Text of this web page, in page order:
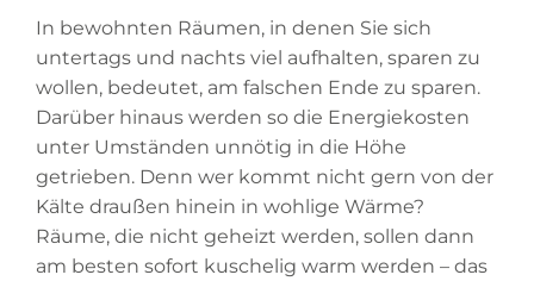
In bewohnten Räumen, in denen Sie sich
untertags und nachts viel aufhalten, sparen zu
wollen, bedeutet, am falschen Ende zu sparen.
Darüber hinaus werden so die Energiekosten
unter Umständen unnötig in die Höhe
getrieben. Denn wer kommt nicht gern von der
Kälte draußen hinein in wohlige Wärme?
Räume, die nicht geheizt werden, sollen dann
am besten sofort kuschelig warm werden – das